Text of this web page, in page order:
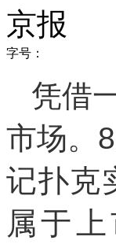
京报
字号：
凭借
市场。
记扑克
属于